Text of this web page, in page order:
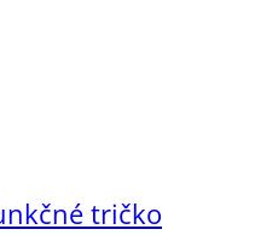
tričko